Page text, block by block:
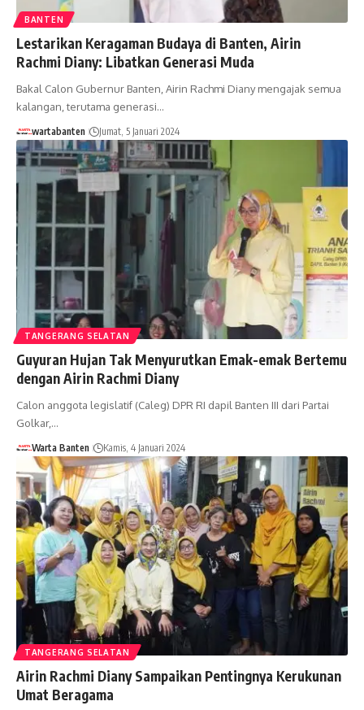
BANTEN
Lestarikan Keragaman Budaya di Banten, Airin
Rachmi Diany: Libatkan Generasi Muda
Bakal Calon Gubernur Banten, Airin Rachmi Diany mengajak semua
kalangan, terutama generasi…
wartabanten Jumat, 5 Januari 2024
TANGERANG SELATAN
Guyuran Hujan Tak Menyurutkan Emak-emak Bertemu
dengan Airin Rachmi Diany
Calon anggota legislatif (Caleg) DPR RI dapil Banten III dari Partai
Golkar,…
Warta Banten Kamis, 4 Januari 2024
TANGERANG SELATAN
Airin Rachmi Diany Sampaikan Pentingnya Kerukunan
Umat Beragama